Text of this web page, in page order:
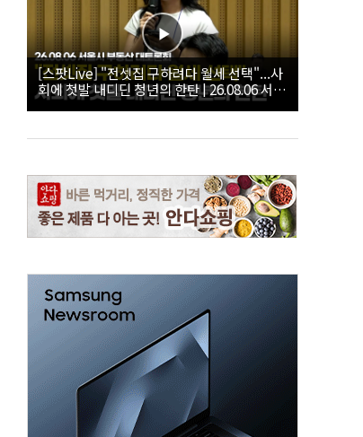
[스팟Live] "전셋집 구하려다 월세 선택"...사
회에 첫발 내디딘 청년의 한탄 | 26.08.06 서울
시 부동산 대토론회